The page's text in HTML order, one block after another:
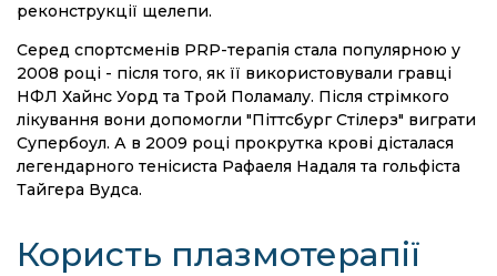
реконструкції щелепи.
Серед спортсменів PRP-терапія стала популярною у
2008 році - після того, як її використовували гравці
НФЛ Хайнс Уорд та Трой Поламалу. Після стрімкого
лікування вони допомогли "Піттсбург Стілерз" виграти
Супербоул. А в 2009 році прокрутка крові дісталася
легендарного тенісиста Рафаеля Надаля та гольфіста
Тайгера Вудса.
Користь плазмотерапії